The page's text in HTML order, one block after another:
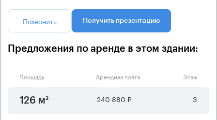
Позвонить Получить презентацию
Предложения по аренде в этом здании:
Площадь Арендная плата Этаж
126 м² 240 880 ₽ 3